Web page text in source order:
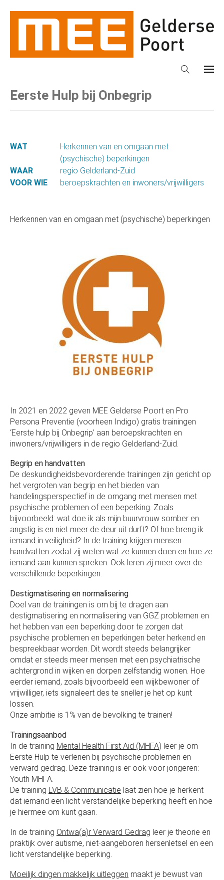
Eerste Hulp bij Onbegrip
WAT
Herkennen van en omgaan met
(psychische) beperkingen
WAAR
regio Gelderland-Zuid
VOOR WIE
beroepskrachten en inwoners/vrijwilligers
Herkennen van en omgaan met (psychische) beperkingen
In 2021 en 2022 geven MEE Gelderse Poort en Pro
Persona Preventie (voorheen Indigo) gratis trainingen
‘Eerste hulp bij Onbegrip’ aan beroepskrachten en
inwoners/vrijwilligers in de regio Gelderland-Zuid.
Begrip en handvatten
De deskundigheidsbevorderende trainingen zijn gericht op
het vergroten van begrip en het bieden van
handelingsperspectief in de omgang met mensen met
psychische problemen of een beperking. Zoals
bijvoorbeeld: wat doe ik als mijn buurvrouw somber en
angstig is en niet meer de deur uit durft? Of hoe breng ik
iemand in veiligheid? In de training krijgen mensen
handvatten zodat zij weten wat ze kunnen doen en hoe ze
iemand aan kunnen spreken. Ook leren zij meer over de
verschillende beperkingen.
Destigmatisering en normalisering
Doel van de trainingen is om bij te dragen aan
destigmatisering en normalisering van GGZ problemen en
het hebben van een beperking door te zorgen dat
psychische problemen en beperkingen beter herkend en
bespreekbaar worden. Dit wordt steeds belangrijker
omdat er steeds meer mensen met een psychiatrische
achtergrond in wijken en dorpen zelfstandig wonen. Hoe
eerder iemand, zoals bijvoorbeeld een wijkbewoner of
vrijwilliger, iets signaleert des te sneller je het op kunt
lossen.
Onze ambitie is 1% van de bevolking te trainen!
Trainingsaanbod
In de training Mental Health First Aid (MHFA) leer je om
Eerste Hulp te verlenen bij psychische problemen en
verward gedrag. Deze training is er ook voor jongeren:
Youth MHFA.
De training LVB & Communicatie laat zien hoe je herkent
dat iemand een licht verstandelijke beperking heeft en hoe
je hiermee om kunt gaan.
In de training Ontwa(a)r Verward Gedrag leer je theorie en
praktijk over autisme, niet-aangeboren hersenletsel en een
licht verstandelijke beperking.
Moeilijk dingen makkelijk uitleggen maakt je bewust van